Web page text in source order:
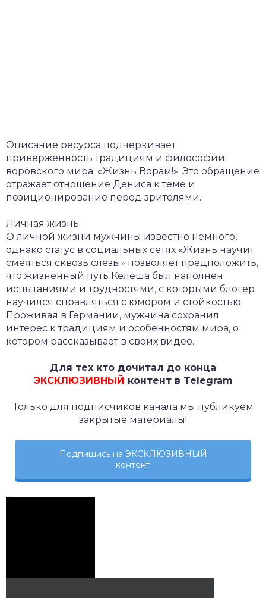
Описание ресурса подчеркивает
приверженность традициям и философии
воровского мира: «Жизнь Ворам!». Это обращение
отражает отношение Дениса к теме и
позиционирование перед зрителями.
Личная жизнь
О личной жизни мужчины известно немного,
однако статус в социальных сетях «Жизнь научит
смеяться сквозь слезы» позволяет предположить,
что жизненный путь Келеша был наполнен
испытаниями и трудностями, с которыми блогер
научился справляться с юмором и стойкостью.
Проживая в Германии, мужчина сохранил
интерес к традициям и особенностям мира, о
котором рассказывает в своих видео.
Для тех кто дочитал до конца
ЭКСКЛЮЗИВНЫЙ контент в Telegram
Только для подписчиков канала мы публикуем
закрытые материалы!
Подпишись на ЭКСКЛЮЗИВНЫЙ
контент